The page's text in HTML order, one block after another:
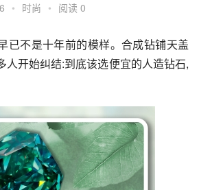
• 时尚 • 阅读 0
已不是十年前的模样。合成钻铺天盖
人开始纠结:到底该选便宜的人造钻石,